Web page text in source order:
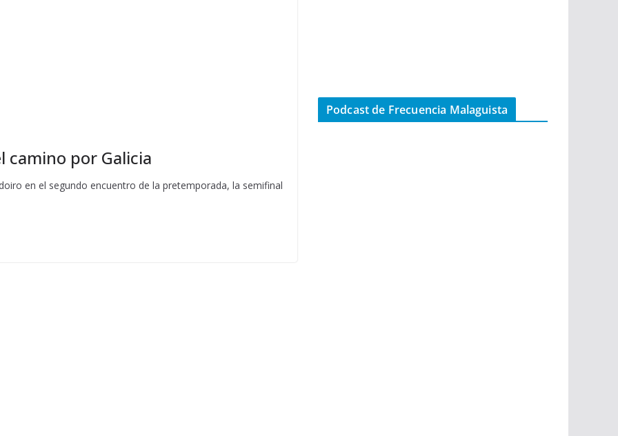
camino por Galicia
en el segundo encuentro de la pretemporada, la semifinal
Podcast de Frecuencia Malaguista